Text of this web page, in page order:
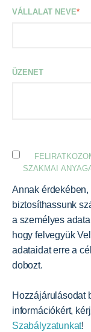
VÁLLALAT NEVE*
ÜZENET
SZAKMAI
Annak
biztosíthassunk
a személyes
hogy felvegyük
adataidat erre a
dobozt.
Hozzájárulásodat
információkért,
Szabályzatunkat!